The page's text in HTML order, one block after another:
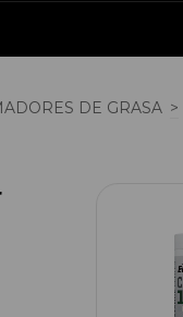
DE GRASA >